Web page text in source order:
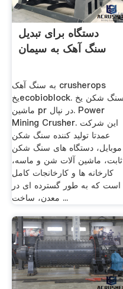
دستگاه برای تبدیل
سنگ آهک به سیمان
به سنگ آهک crusherops
یخecobioblock. سنگ شکن یخ
ماشین pr در نپال. Power
Mining Crusher. این شرکت
عمدتا تولید کننده سنگ شکن
موبایل، دستگاه های سنگ شکن
ثابت، ماشین آلات شن و ماسه،
کارخانه ها و کارخانجات کامل
است که به طور گسترده ای در
معدن، ساخت ...